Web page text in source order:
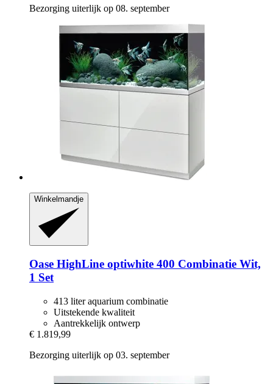
Bezorging uiterlijk op 08. september
Winkelmandje
Oase HighLine optiwhite 400 Combinatie Wit,
1 Set
413 liter aquarium combinatie
Uitstekende kwaliteit
Aantrekkelijk ontwerp
€ 1.819,99
Bezorging uiterlijk op 03. september